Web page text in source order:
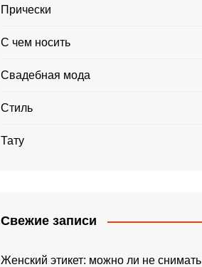
Прически
С чем носить
Свадебная мода
Стиль
Тату
Свежие записи
Женский этикет: можно ли не снимать